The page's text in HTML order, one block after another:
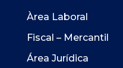
Àrea Laboral
Fiscal – Mercantil
Área Jurídica